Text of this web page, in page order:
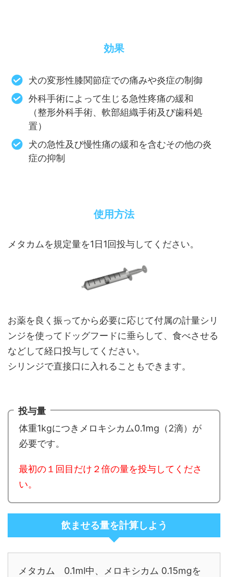
効果
犬の変形性膝関節症での痛みや炎症の制御
外科手術によって生じる急性疼痛の緩和
（整形外科手術、軟部組織手術及び歯科処
置）
犬の急性及び慢性痛の緩和を含むその他の炎
症の抑制
使用方法
メタカムを規定量を1日1回投与してください。
お薬を良く振ってから必要に応じて付属の計量シリ
ンジを使ってドッグフードに垂らして、食べさせる
などして経口投与してください。
シリンジで直接口に入れることもできます。
投与量
体重1kgにつきメロキシカム0.1mg（2滴）が
必要です。
最初の１回目だけ２倍の量を投与してくださ
い。
飲ませる量を計算しよう
メタカム 0.1ml中、メロキシカム 0.15mgを